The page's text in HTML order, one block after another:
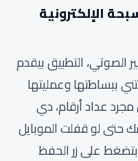
الإلكترونية
الصوتي، التطبيق بيقدم
ببساطتها وعمليتها
عداد أرقام، دي
لو قفلت الموبايل
بتضغط على زر الحفظ